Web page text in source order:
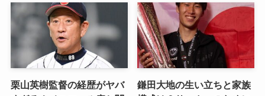
栗山英樹監督の経歴がヤバ
鎌田大地の生い立ちと家族